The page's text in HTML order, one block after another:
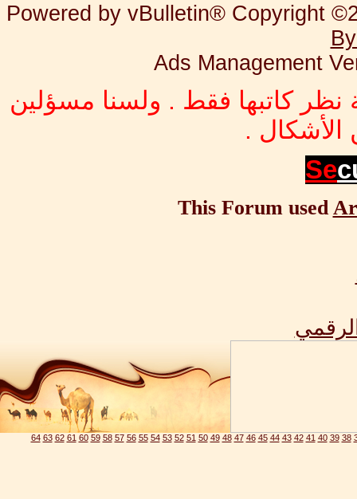
Powered by vBulletin® Copyright
Ads Management
نظر كاتبها فقط . ولسنا مسؤلين
.
Se
This Forum used
38
39
40
41
42
43
44
45
46
47
48
49
50
51
52
53
54
55
56
57
58
59
60
61
62
63
64